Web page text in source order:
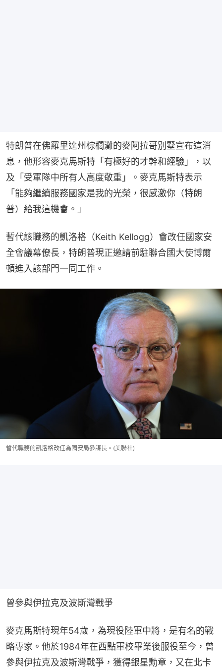
特朗普在佛羅里達州棕櫚灘的麥阿拉哥別墅宣布這消
息，他形容麥克馬斯特「有極好的才幹和經驗」，以
及「受軍隊中所有人高度敬重」。麥克馬斯特表示
「能夠繼續服務國家是我的光榮，很感激你（特朗
普）給我這機會。」
暫代該職務的凱洛格（Keith Kellogg）會改任國家安
全會議幕僚長，特朗普現正邀請前駐聯合國大使博爾
頓進入該部門一同工作。
暫代職務的凱洛格改任為國安局參謀長。(美聯社)
曾參與伊拉克及波斯灣戰爭
麥克馬斯特現年54歲，為現役陸軍中將，是有名的戰
略專家。他於1984年在西點軍校畢業後服役至今，曾
參與伊拉克及波斯灣戰爭，獲得銀星勳章，又在北卡